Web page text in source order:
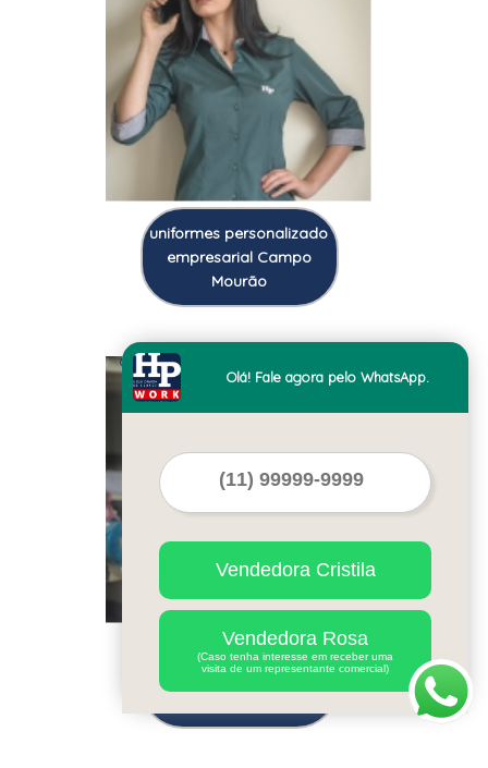
uniformes personalizado
empresarial Campo
Mourão
Cod.: 12008
uniforme empresa
personalizado preço
Olá! Fale agora pelo WhatsApp.
Vendedora Cristila
Vendedora Rosa
(Caso tenha interesse em receber uma
visita de um representante comercial)